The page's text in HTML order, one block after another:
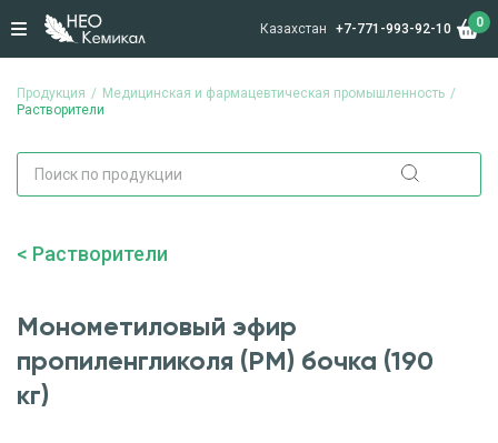
Казахстан +7-771-993-92-10 0
Продукция
Медицинская и фармацевтическая промышленность
Растворители
Растворители
Монометиловый эфир
пропиленгликоля (РМ) бочка (190
кг)